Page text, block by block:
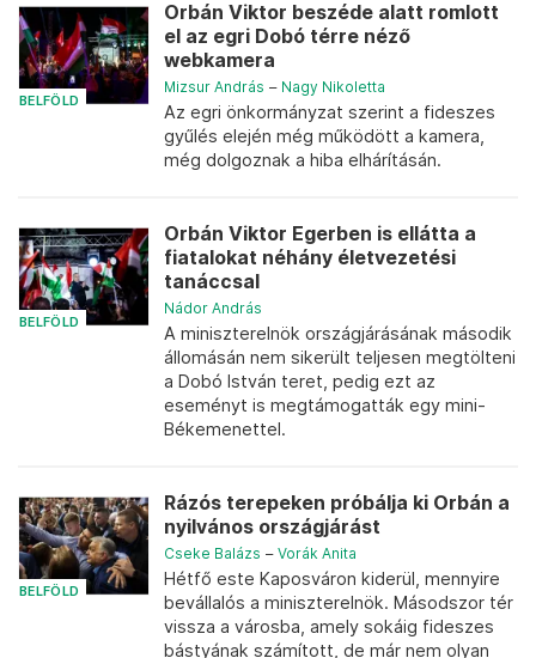
BELFÖLD
Orbán Viktor beszéde alatt romlott
el az egri Dobó térre néző
webkamera
Mizsur András – Nagy Nikoletta
Az egri önkormányzat szerint a fideszes
gyűlés elején még működött a kamera,
még dolgoznak a hiba elhárításán.
BELFÖLD
Orbán Viktor Egerben is ellátta a
fiatalokat néhány életvezetési
tanáccsal
Nádor András
A miniszterelnök országjárásának második
állomásán nem sikerült teljesen megtölteni
a Dobó István teret, pedig ezt az
eseményt is megtámogatták egy mini-
Békemenettel.
BELFÖLD
Rázós terepeken próbálja ki Orbán a
nyilvános országjárást
Cseke Balázs – Vorák Anita
Hétfő este Kaposváron kiderül, mennyire
bevállalós a miniszterelnök. Másodszor tér
vissza a városba, amely sokáig fideszes
bástyának számított, de már nem olyan